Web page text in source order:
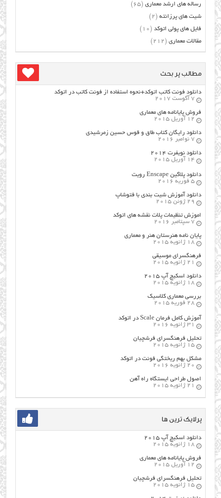
رساله های ارشد معماری (65)
شیت های پرزانته (2)
فایل های پولی اتوکد (10)
مقالات معماری (212)
مطالب پر بحث
دانلود فونت کاتب اتوکد+نحوه استفاده از فونت کاتب در اتوکد
7 آگوست 2017
فروش پایانامه های معماری
12 آوریل 2015
دانلود رایگان کتاب طاق و قوس حسین زمرشیدی
7 نوامبر 2016
دانلود نویفرت ۲۰۱۴
14 آوریل 2015
دانلود پلاگین Enscape رویت
5 فوریه 2016
دانلود آموزش شیت بندی با فتوشاپ
29 ژوئن 2015
اموزش تنظیمات پلات نقشه های اتوکد
7 سپتامبر 2016
پایان نامه هنرستان هنر و معماري
18 ژانویه 2015
فرهنگسراي موسيقي
21 ژانویه 2015
دانلود اسکیچ آپ ۲۰۱۵
18 ژانویه 2015
بررسی معماری کلاسیک
28 فوریه 2015
آموزش کامل فرمان Scale در اتوکد
31 ژانویه 2016
تحلیل فرهنگسرای فرشچیان
15 ژانویه 2015
مشکل بهم ریختگی فونت در اتوکد
20 ژانویه 2016
اصول طراحي ایستگاه راه آهن
21 ژانویه 2015
پرلایک ترین ها
دانلود اسکیچ آپ ۲۰۱۵
18 ژانویه 2015
فروش پایانامه های معماری
12 آوریل 2015
تحلیل فرهنگسرای فرشچیان
15 ژانویه 2015